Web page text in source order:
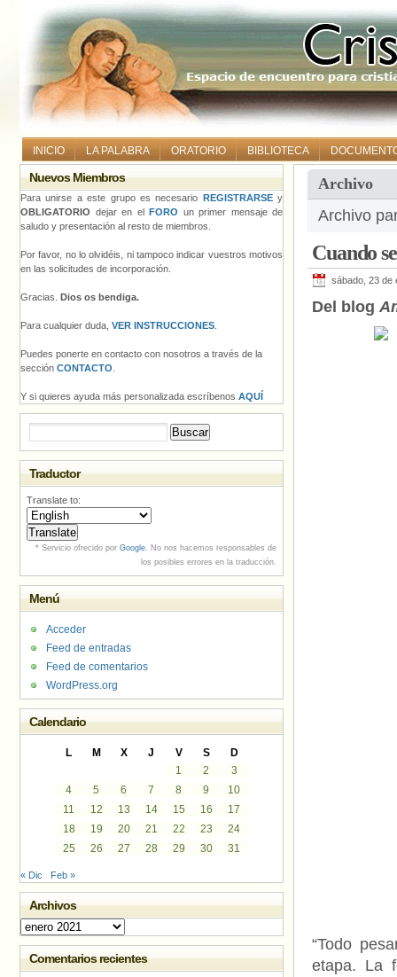
INICIO LA PALABRA ORATORIO BIBLIOTECA
Archivo
Archivo
Cuando
sábado, 23 de
Del blog
“Todo
etapa. La
Nuevos Miembros
Para unirse a este grupo es necesario REGISTRARSEy
OBLIGATORIO dejar en el FORO un primer mensaje de
saludo y presentación al resto de miembros.
Por favor, no lo olvidéis, ni tampoco indicar vuestros motivos
en las solicitudes de incorporación.
Gracias. Dios os bendiga.
Para cualquier duda, VER INSTRUCCIONES
Puedes ponerte en contacto con nosotros a través de la
sección CONTACTO
Y si quieres ayuda más personalizada escríbenos AQUÍ
Traductor
Translate to:
* Servicio ofrecido por Google. No nos hacemos responsables de
los posibles errores en la traducción.
Menú
Acceder
Feed de entradas
Feed de comentarios
WordPress.org
Calendario
L M X J V S
D
1
2
3
4
5 6 7 8 9
10
11
12 13 14 15 16
17
18
19 20 21 22 23
24
25
26 27 28 29 30 31
« Dic Feb »
Archivos
Archivos
Comentarios recientes